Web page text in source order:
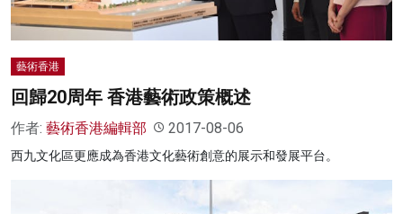
藝術香港
回歸20周年 香港藝術政策概述
作者: 藝術香港編輯部 2017-08-06
西九文化區更應成為香港文化藝術創意的展示和發展平台。